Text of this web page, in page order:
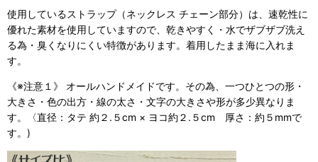
使用しているストラップ（ネックレス チェーン部分）は、速乾性に
優れた素材を使用していますので、乾きやすく・水でザブザブ洗え
る為・臭くなりにくい特徴があります。着用したまま海に入れま
す。
《※注意１》 オールハンドメイドです。その為、一つひとつの形・
大きさ・色の出方・線の太さ・文字の大きさや形が多少異なりま
す。〈直径：タテ 約２.５cm × ヨコ約２.５cm 厚さ：約５mmで
す。)